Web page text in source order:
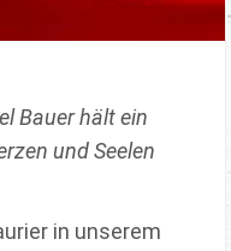
Bauer hält ein
und Seelen
in unserem